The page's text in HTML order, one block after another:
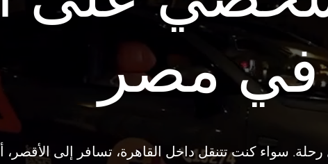
في مصر
سواء كنت تتنقل داخل القاهرة، تسافر إلى الأقصر،